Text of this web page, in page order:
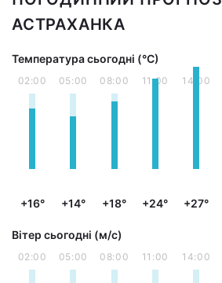
АСТРАХАНКА
Температура сьогодні (°С)
02:00
+16°
05:00
+14°
08:00
+18°
11:00
+24°
14:00
+27°
Вітер сьогодні (м/с)
02:00 05:00 08:00 11:00 14:00